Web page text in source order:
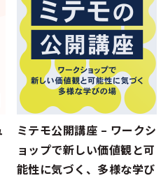
ミテモ公開講座 – ワークシ
ョップで新しい価値観と可
能性に気づく、多様な学び